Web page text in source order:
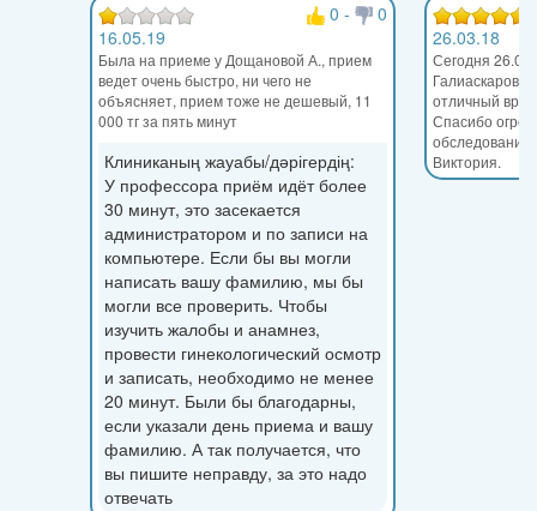
0 -
0
16.05.19
Была на приеме у Дощановой А., прием
ведет очень быстро, ни чего не
объясняет, прием тоже не дешевый, 11
000 тг за пять минут
Клиниканың жауабы/дәрігердің:
У профессора приём идёт более
30 минут, это засекается
администратором и по записи на
компьютере. Если бы вы могли
написать вашу фамилию, мы бы
могли все проверить. Чтобы
изучить жалобы и анамнез,
провести гинекологический осмотр
и записать, необходимо не менее
20 минут. Были бы благодарны,
если указали день приема и вашу
фамилию. А так получается, что
вы пишите неправду, за это надо
отвечать
26.03.18
Сегодня
Галиаскарова
отличный
Спасибо
Виктория.